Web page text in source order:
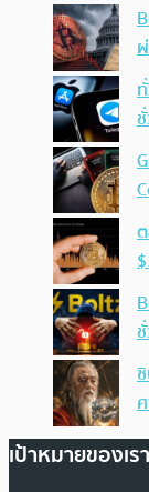
เป้าหมายของเรา